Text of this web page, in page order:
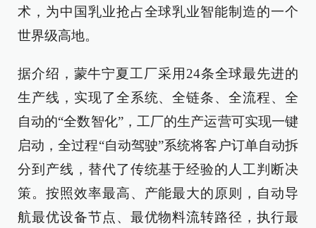
术，为中国乳业抢占全球乳业智能制造的一个
世界级高地。
据介绍，蒙牛宁夏工厂采用24条全球最先进的
生产线，实现了全系统、全链条、全流程、全
自动的“全数智化”，工厂的生产运营可实现一键
启动，全过程“自动驾驶”系统将客户订单自动拆
分到产线，替代了传统基于经验的人工判断决
策。按照效率最高、产能最大的原则，自动导
航最优设备节点、最优物料流转路径，执行最